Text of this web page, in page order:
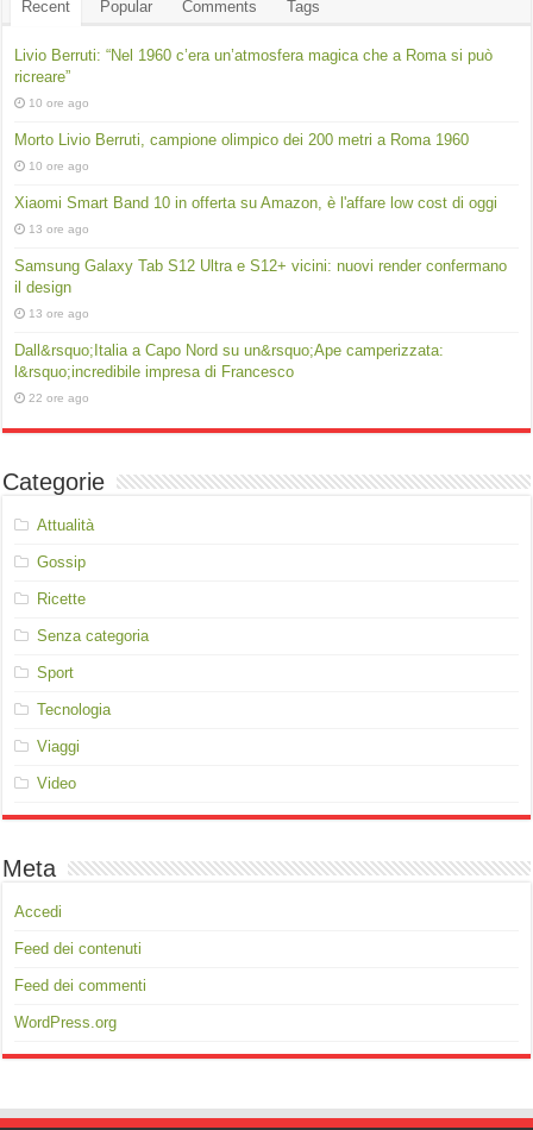
Recent Popular Comments Tags
Livio Berruti: “Nel 1960 c’era un’atmosfera magica che a Roma si può
ricreare”
10 ore ago
Morto Livio Berruti, campione olimpico dei 200 metri a Roma 1960
10 ore ago
Xiaomi Smart Band 10 in offerta su Amazon, è l'affare low cost di oggi
13 ore ago
Samsung Galaxy Tab S12 Ultra e S12+ vicini: nuovi render confermano
il design
13 ore ago
Dall&rsquo;Italia a Capo Nord su un&rsquo;Ape camperizzata:
l&rsquo;incredibile impresa di Francesco
22 ore ago
Categorie
Attualità
Gossip
Ricette
Senza categoria
Sport
Tecnologia
Viaggi
Video
Meta
Accedi
Feed dei contenuti
Feed dei commenti
WordPress.org